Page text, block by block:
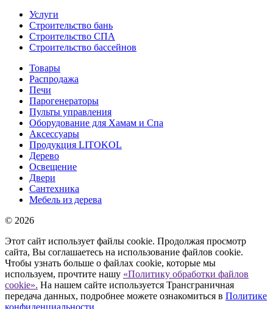
Услуги
Строительство бань
Строительство СПА
Строительство бассейнов
Товары
Распродажа
Печи
Парогенераторы
Пульты управления
Оборудование для Хамам и Спа
Аксессуары
Продукция LITOKOL
Дерево
Освещение
Двери
Сантехника
Мебель из дерева
© 2026
Этот сайт использует файлы cookie. Продолжая просмотр
сайта, Вы соглашаетесь на использование файлов cookie.
Чтобы узнать больше о файлах cookie, которые мы
используем, прочтите нашу «Политику обработки файлов
cookie». На нашем сайте используется Трансграничная
передача данных, подробнее можете ознакомиться в Политике
конфиденциальности